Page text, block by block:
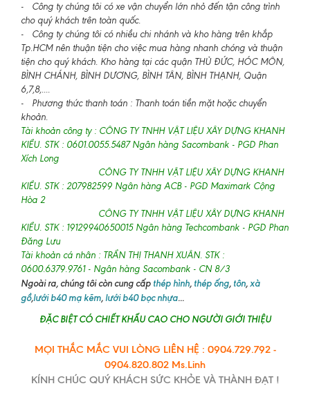
- Công ty chúng tôi có xe vận chuyển lớn nhỏ đến tận công trình
cho quý khách trên toàn quốc.
- Công ty chúng tôi có nhiều chi nhánh và kho hàng trên khắp
Tp.HCM nên thuận tiện cho việc mua hàng nhanh chóng và thuận
tiện cho quý khách. Kho hàng tại các quận THỦ ĐỨC, HÓC MÔN,
BÌNH CHÁNH, BÌNH DƯƠNG, BÌNH TÂN, BÌNH THẠNH, Quận
6,7,8,....
- Phương thức thanh toán : Thanh toán tiền mặt hoặc chuyển
khoản.
Tài khoản công ty : CÔNG TY TNHH VẬT LIỆU XÂY DỰNG KHANH
KIỀU. STK : 0601.0055.5487 Ngân hàng Sacombank - PGD Phan
Xích Long
CÔNG TY TNHH VẬT LIỆU XÂY DỰNG KHANH
KIỀU. STK : 207982599 Ngân hàng ACB - PGD Maximark Cộng
Hòa 2
CÔNG TY TNHH VẬT LIỆU XÂY DỰNG KHANH
KIỀU. STK : 19129940650015 Ngân hàng Techcombank - PGD Phan
Đăng Lưu
Tài khoản cá nhân : TRẦN THỊ THANH XUÂN. STK :
0600.6379.9761 - Ngân hàng Sacombank - CN 8/3
Ngoài ra, chúng tôi còn cung cấp thép hình, thép ống, tôn, xà
gồ,lưới b40 mạ kẽm, lưới b40 bọc nhựa...
ĐẶC BIỆT CÓ CHIẾT KHẤU CAO CHO NGƯỜI GIỚI THIỆU
MỌI THẮC MẮC VUI LÒNG LIÊN HỆ : 0904.729.792 -
0904.820.802 Ms.Linh
KÍNH CHÚC QUÝ KHÁCH SỨC KHỎE VÀ THÀNH ĐẠT !